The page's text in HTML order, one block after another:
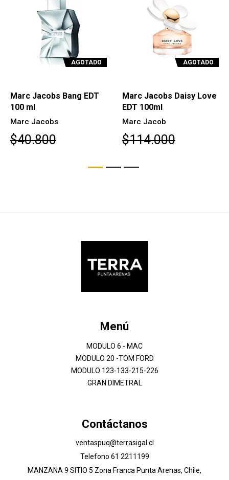
AGOTADO
Marc Jacobs Bang EDT
100 ml
Marc Jacobs
$40.800
AGOTADO
Marc Jacobs Daisy Love
EDT 100ml
Marc Jacob
$114.000
Menú
MODULO 6 - MAC
MODULO 20 -TOM FORD
MODULO 123-133-215-226
GRAN DIMETRAL
Contáctanos
ventaspuq@terrasigal.cl
Telefono 61 2211199
MANZANA 9 SITIO 5 Zona Franca Punta Arenas, Chile,